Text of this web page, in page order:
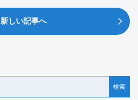
新しい記事へ